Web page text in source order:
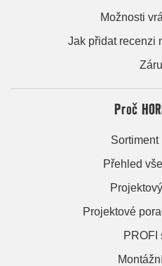
Možnosti
Jak přidat recenzi
Proč
Sortiment
Přehled
Projektové
PROFI